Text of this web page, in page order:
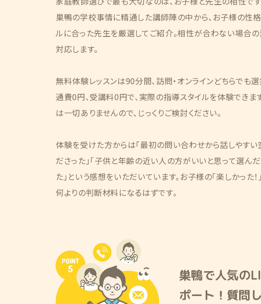
巣鴨の学校事情に精通した講師陣の中から、お子様の性
ルに合った先生を厳選してご紹介。相性が合わない場合
対応します。
無料体験レッスンは90分間、訪問・オンラインどちらでも
通費0円、受講料0円で、実際の指導スタイルを体験できま
は一切ありませんので、じっくりご検討ください。
体験を受けた方からは「最初の問い合わせから話しやすい
ださった」「子供と年齢の近い人の方がいいと思って選んだ
た」という感想をいただいています。お子様の「楽しかった！
何よりの判断材料になるはずです。
巣鴨で人気の
ポート！質問